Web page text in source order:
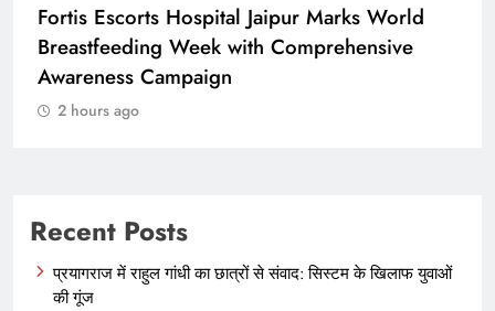
Fortis Escorts Hospital Jaipur Marks World
Breastfeeding Week with Comprehensive
Awareness Campaign
2 hours ago
Recent Posts
प्रयागराज में राहुल गांधी का छात्रों से संवाद: सिस्टम के खिलाफ युवाओं
की गूंज